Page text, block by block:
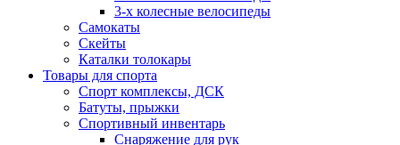
3-х колесные велосипеды
Самокаты
Скейты
Каталки толокары
Товары для спорта
Спорт комплексы, ДСК
Батуты, прыжки
Спортивный инвентарь
Снаряжение для рук